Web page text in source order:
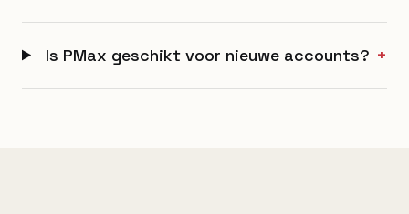
Is PMax geschikt voor nieuwe accounts? +